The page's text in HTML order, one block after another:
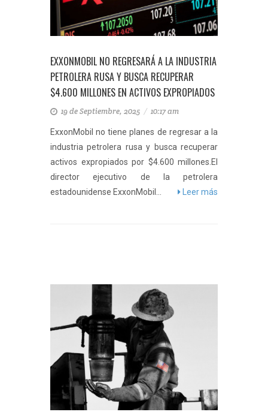
EXXONMOBIL NO REGRESARÁ A LA INDUSTRIA
PETROLERA RUSA Y BUSCA RECUPERAR
$4.600 MILLONES EN ACTIVOS EXPROPIADOS
19 de Septiembre, 2025 / 10:17 am
ExxonMobil no tiene planes de regresar a la
industria petrolera rusa y busca recuperar
activos expropiados por $4.600 millones.El
director ejecutivo de la petrolera
estadounidense ExxonMobil...
Leer más